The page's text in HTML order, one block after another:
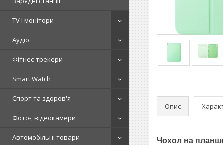
TV і монітори
Аудіо
Фітнес-трекери
Smart Watch
Спорт та здоров'я
Фото-, відеокамери
Автомобільні товари
Опис
Чохол на